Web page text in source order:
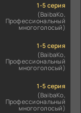
1-5 серия
(BaibaKo,
Профессиональный
многоголосый)
1-5 серия
(BaibaKo,
Профессиональный
многоголосый)
1-5 серия
(BaibaKo,
Профессиональный
многоголосый)